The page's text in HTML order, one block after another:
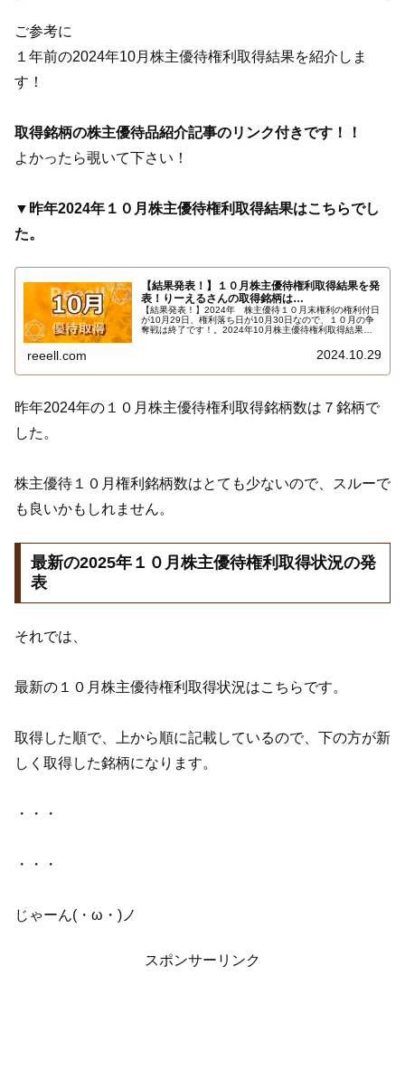
ご参考に
１年前の2024年10月株主優待権利取得結果を紹介しま
す！
取得銘柄の株主優待品紹介記事のリンク付きです！！
よかったら覗いて下さい！
▼昨年2024年１０月株主優待権利取得結果はこちらでし
た。
【結果発表！】１０月株主優待権利取得結果を発
表！りーえるさんの取得銘柄は…
【結果発表！】2024年 株主優待１０月末権利の権利付日
が10月29日、権利落ち日が10月30日なので、１０月の争
奪戦は終了です！。2024年10月株主優待権利取得結果を
reeell.com 2024.10.29
昨年2024年の１０月株主優待権利取得銘柄数は７銘柄で
した。
株主優待１０月権利銘柄数はとても少ないので、スルーで
も良いかもしれません。
最新の2025年１０月株主優待権利取得状況の発
表
それでは、
最新の１０月株主優待権利取得状況はこちらです。
取得した順で、上から順に記載しているので、下の方が新
しく取得した銘柄になります。
・・・
・・・
じゃーん(・ω・)ノ
スポンサーリンク